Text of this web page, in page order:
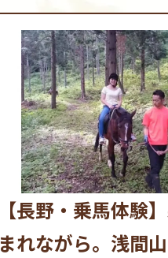
【長野・乗馬体験
まれながら。浅間